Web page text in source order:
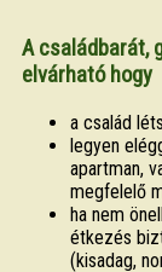
A családbarát,
elvárható hogy
a család
legyen
apartman,
megfelelő
ha nem
étkezés
(kisadag,